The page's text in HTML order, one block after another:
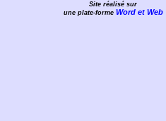
Site réalisé sur
une plate-forme Word et Web